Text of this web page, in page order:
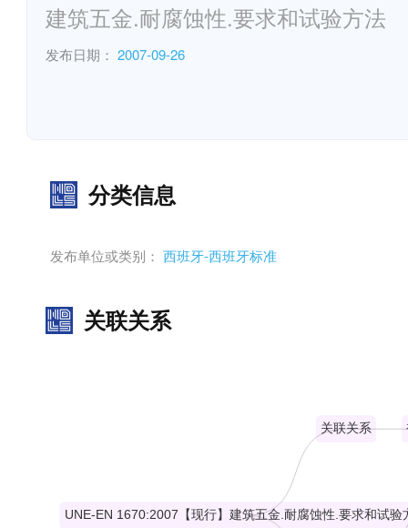
建筑五金.耐腐蚀性.要求和试验方法
发布日期： 2007-09-26
分类信息
发布单位或类别： 西班牙-西班牙标准
关联关系